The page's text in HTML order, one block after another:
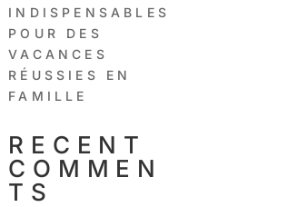
INDISPENSABLES
POUR DES
VACANCES
RÉUSSIES EN
FAMILLE
RECENT
COMMEN
TS